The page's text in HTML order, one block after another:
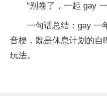
“别卷了，一起 gay
一句话总结：gay 一
音梗，既是休息计划的自
玩法。